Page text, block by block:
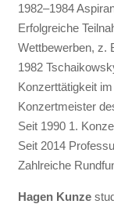
1982–1984
Erfolgreiche
Wettbewerben, z.
1982
Konzerttätigkeit
Konzertmeister
Seit 1990 1.
Seit 2014
Zahlreiche
Hagen Kunze